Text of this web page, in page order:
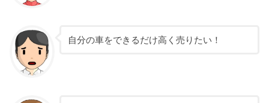
自分の車をできるだけ高く売りたい！